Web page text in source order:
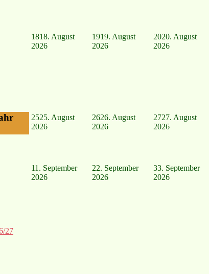
1818. August
2026
1919. August
2026
2020. August
2026
2525. August
2026
2626. August
2026
2727. August
2026
11. September
2026
22. September
2026
33. September
2026
27